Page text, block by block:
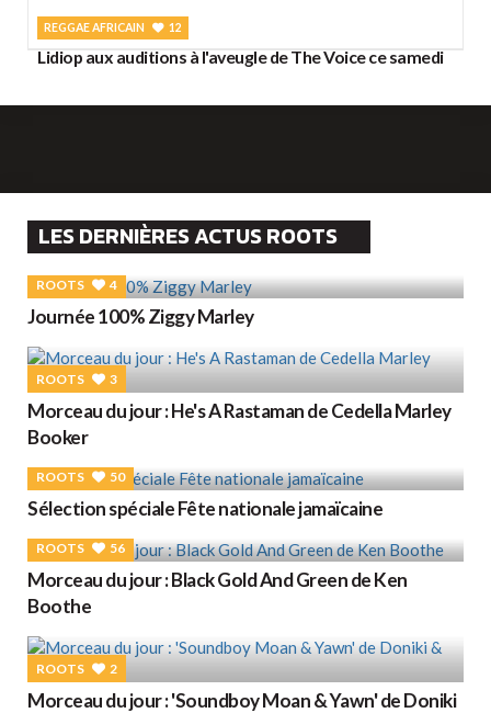
REGGAE AFRICAIN 12
Lidiop aux auditions à l'aveugle de The Voice ce samedi
LES DERNIÈRES ACTUS ROOTS
ROOTS 4
Journée 100% Ziggy Marley
ROOTS 3
Morceau du jour : He's A Rastaman de Cedella Marley
Booker
ROOTS 50
Sélection spéciale Fête nationale jamaïcaine
ROOTS 56
Morceau du jour : Black Gold And Green de Ken
Boothe
ROOTS 2
Morceau du jour : 'Soundboy Moan & Yawn' de Doniki